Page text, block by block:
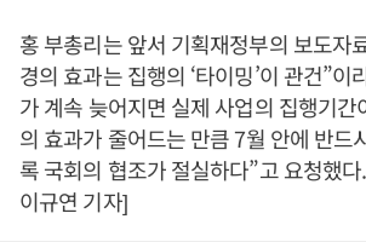
홍 부총리는 앞서 기획재정부의 보도자
경의 효과는 집행의 ‘타이밍’이 관건”이
가 계속 늦어지면 실제 사업의 집행기간
의 효과가 줄어드는 만큼 7월 안에 반드
록 국회의 협조가 절실하다”고 요청했
이규연 기자]